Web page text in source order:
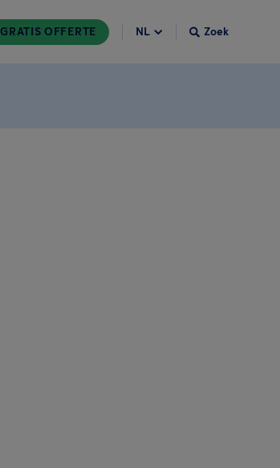
GRATIS OFFERTE Zoek